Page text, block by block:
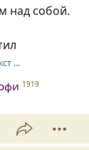
над собой.
…
1919